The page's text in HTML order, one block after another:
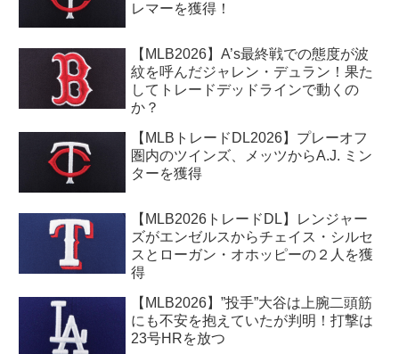
レマーを獲得！
【MLB2026】A’s最終戦での態度が波
紋を呼んだジャレン・デュラン！果た
してトレードデッドラインで動くの
か？
【MLBトレードDL2026】プレーオフ
圏内のツインズ、メッツからA.J. ミン
ターを獲得
【MLB2026トレードDL】レンジャー
ズがエンゼルスからチェイス・シルセ
スとローガン・オホッピーの２人を獲
得
【MLB2026】”投手”大谷は上腕二頭筋
にも不安を抱えていたが判明！打撃は
23号HRを放つ